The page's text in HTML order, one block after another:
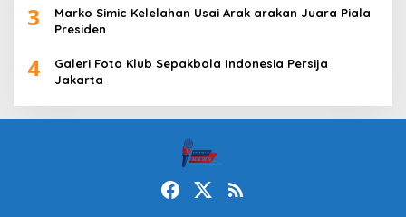
3
Marko Simic Kelelahan Usai Arak arakan Juara Piala
Presiden
4
Galeri Foto Klub Sepakbola Indonesia Persija
Jakarta